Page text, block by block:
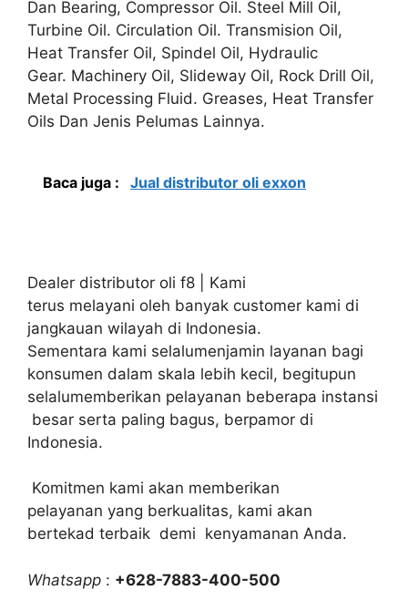
Dan Bearing, Compressor Oil. Steel Mill Oil,
Turbine Oil. Circulation Oil. Transmision Oil,
Heat Transfer Oil, Spindel Oil, Hydraulic
Gear. Machinery Oil, Slideway Oil, Rock Drill Oil,
Metal Processing Fluid. Greases, Heat Transfer
Oils Dan Jenis Pelumas Lainnya.
Baca juga : Jual distributor oli exxon
Dealer distributor oli f8 | Kami
terus melayani oleh banyak customer kami di
jangkauan wilayah di Indonesia.
Sementara kami selalumenjamin layanan bagi
konsumen dalam skala lebih kecil, begitupun
selalumemberikan pelayanan beberapa instansi
besar serta paling bagus, berpamor di
Indonesia.
Komitmen kami akan memberikan
pelayanan yang berkualitas, kami akan
bertekad terbaik demi kenyamanan Anda.
Whatsapp : +628-7883-400-500